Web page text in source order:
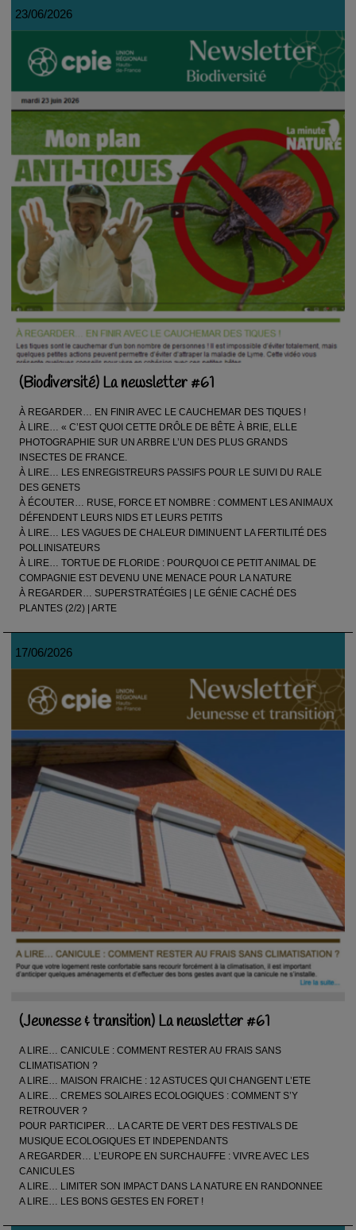
23/06/2026
(Biodiversité) La newsletter #61
À REGARDER… EN FINIR AVEC LE CAUCHEMAR DES TIQUES !
À LIRE… « C’EST QUOI CETTE DRÔLE DE BÊTE À BRIE, ELLE
PHOTOGRAPHIE SUR UN ARBRE L’UN DES PLUS GRANDS
INSECTES DE FRANCE.
À LIRE… LES ENREGISTREURS PASSIFS POUR LE SUIVI DU RALE
DES GENETS
À ÉCOUTER… RUSE, FORCE ET NOMBRE : COMMENT LES ANIMAUX
DÉFENDENT LEURS NIDS ET LEURS PETITS
À LIRE… LES VAGUES DE CHALEUR DIMINUENT LA FERTILITÉ DES
POLLINISATEURS
À LIRE… TORTUE DE FLORIDE : POURQUOI CE PETIT ANIMAL DE
COMPAGNIE EST DEVENU UNE MENACE POUR LA NATURE
À REGARDER… SUPERSTRATÉGIES | LE GÉNIE CACHÉ DES
PLANTES (2/2) | ARTE
17/06/2026
(Jeunesse & transition) La newsletter #61
A LIRE… CANICULE : COMMENT RESTER AU FRAIS SANS
CLIMATISATION ?
A LIRE… MAISON FRAICHE : 12 ASTUCES QUI CHANGENT L’ETE
A LIRE… CREMES SOLAIRES ECOLOGIQUES : COMMENT S’Y
RETROUVER ?
POUR PARTICIPER… LA CARTE DE VERT DES FESTIVALS DE
MUSIQUE ECOLOGIQUES ET INDEPENDANTS
A REGARDER… L’EUROPE EN SURCHAUFFE : VIVRE AVEC LES
CANICULES
A LIRE… LIMITER SON IMPACT DANS LA NATURE EN RANDONNEE
A LIRE… LES BONS GESTES EN FORET !